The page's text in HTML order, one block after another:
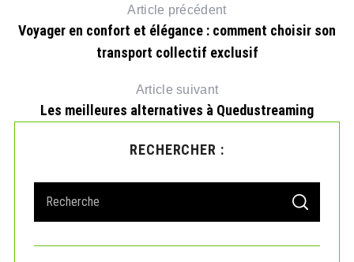
Article précédent
Voyager en confort et élégance : comment choisir son
transport collectif exclusif
Article suivant
Les meilleures alternatives à Quedustreaming
RECHERCHER :
a
r
S
A
C